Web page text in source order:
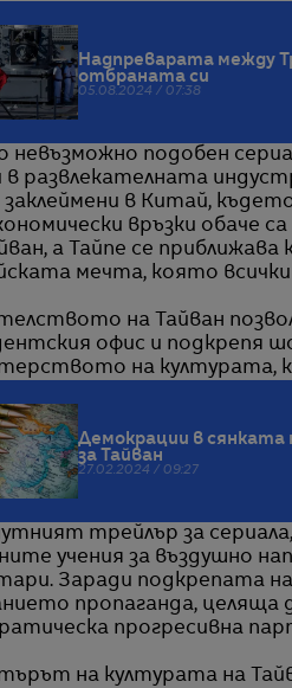
Надпреварата между
отбраната си
05.08.2024 / 07:38
невъзможно подобен
в развлекателната
в Китай,
връзки обаче
а Тайпе се
мечта, която всички
на Тайван
офис и подкрепя
на културата,
Демокрации в сянката
за Тайван
27.02.2024 / 09:27
трейлър за
учения за въздушно
Заради подкрепата
пропаганда, целяща
прогресивна
на културата на